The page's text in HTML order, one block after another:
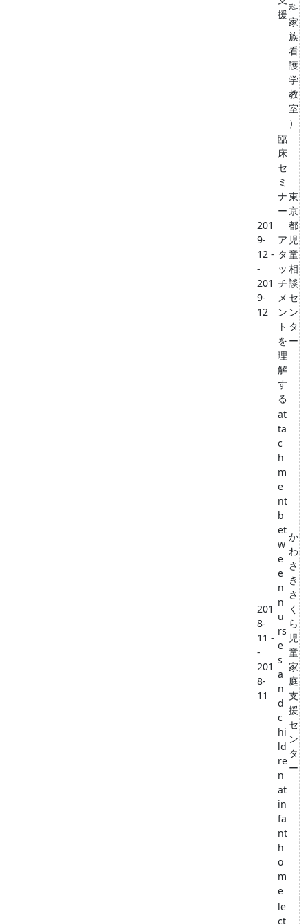
援
科
家
族
看
護
学
教
室
）
201
9-
12 -
-
201
9-
12
臨
床
セ
ミ
ナ
ー
ア
タ
ッ
チ
メ
ン
ト
を
理
解
す
る
東
京
都
児
童
相
談
セ
ン
タ
ー
201
8-
11 -
-
201
8-
11
at
ta
c
h
m
e
nt
b
et
w
e
e
n
n
u
rs
e
s
a
n
d
c
hi
ld
re
n
at
in
fa
nt
h
o
m
e
か
わ
さ
き
さ
く
ら
児
童
家
庭
支
援
セ
ン
タ
ー
le
ct